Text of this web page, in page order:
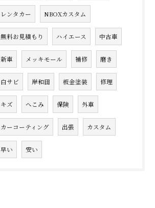
レンタカー NBOXカスタム
無料お見積もり ハイエース 中古車
新車 メッキモール 補修 磨き
白サビ 岸和田 板金塗装 修理
キズ へこみ 保険 外車
カーコーティング 出張 カスタム
早い 安い